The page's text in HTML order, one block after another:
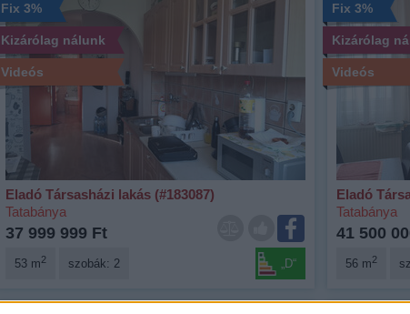
Fix 3%
Kizárólag nálunk
Videós
Eladó Társasházi lakás (#183087)
Tatabánya
37 999 999 Ft
53 m2 szobák: 2 „D“
Fix 3%
Kizárólag
Videós
Eladó
Tatabánya
41 500
56 m2